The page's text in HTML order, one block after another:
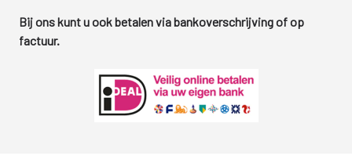
Bij ons kunt u ook betalen via bankoverschrijving of op
factuur.